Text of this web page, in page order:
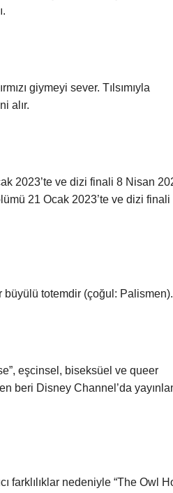
giymeyi sever. Tılsımıyla
alır.
2023’te ve dizi finali 8 Nisan
21 Ocak 2023’te ve dizi finali
büyülü totemdir (çoğul: Palismen).
eşcinsel, biseksüel ve queer
beri Disney Channel’da
farklılıklar nedeniyle “The Owl